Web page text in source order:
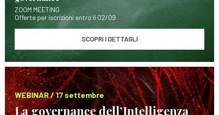
ZOOM MEETING
Offerte per iscrizioni entro il 02/09
SCOPRI I DETTAGLI
WEBINAR / 17 settembre
La governance dell’Intelligenza